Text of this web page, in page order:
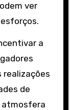
ver
a
de
atmosfera